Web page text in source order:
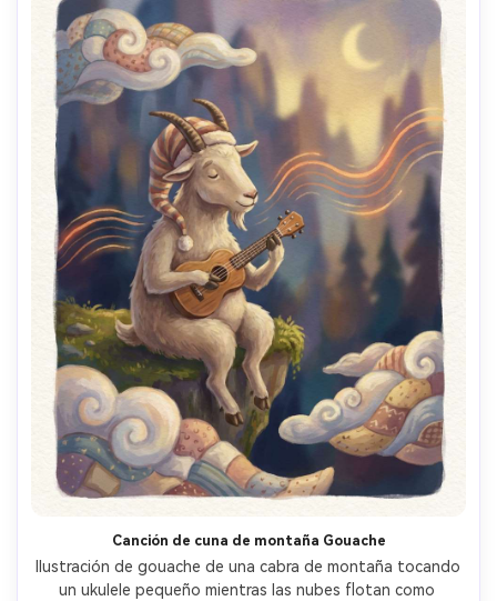
Canción de cuna de montaña Gouache
Ilustración de gouache de una cabra de montaña tocando
un ukulele pequeño mientras las nubes flotan como